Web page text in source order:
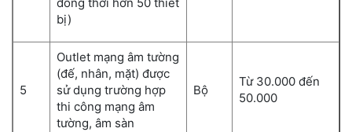
đồng thời hơn 50 thiết
bị)
5
Outlet mạng âm tường
(đế, nhân, mặt) được
sử dụng trường hợp
thi công mạng âm
tường, âm sàn
Bộ
Từ 30.000 đến
50.000